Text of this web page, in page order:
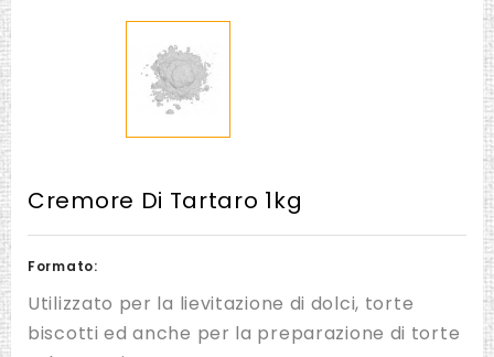
Cremore Di Tartaro 1kg
Formato:
Utilizzato per la lievitazione di dolci, torte
biscotti ed anche per la preparazione di torte